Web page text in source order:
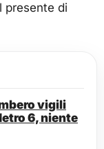
presente di
vigili
6, niente